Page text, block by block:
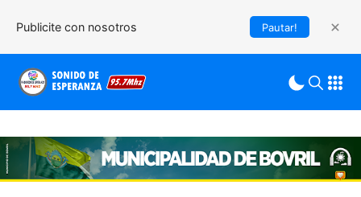
Publicite con nosotros Pautar!